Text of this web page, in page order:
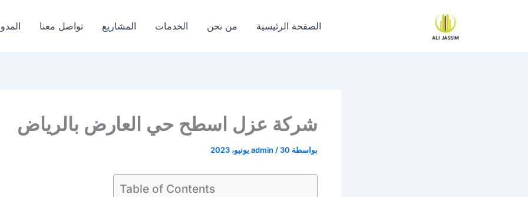
الصفحة الرئيسية من نحن الخدمات المشاريع تواصل معنا
شركة عزل اسطح حي العارض بالرياض
بواسطة admin / 30 يونيو، 2023
Table of Contents